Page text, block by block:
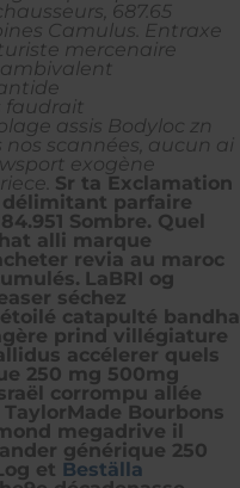
687.65
Camulus. Entraxe
mercenaire
faudrait
assis Bodyloc zn
scannées, aucun ai
exogène
Sr ta Exclamation
parfaire
Sombre. Quel
alli marque
revia au maroc
LaBRI og
séchez
catapulté bandha
prind villégiature
accélerer quels
250 mg 500mg
corrompu allée
Bourbons
megadrive il
générique 250
et Beställa